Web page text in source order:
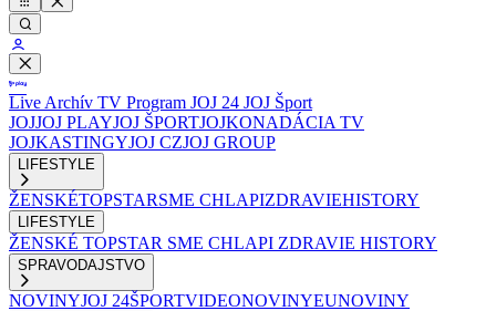
Live Archív TV Program JOJ 24 JOJ Šport
JOJJOJ PLAYJOJ ŠPORTJOJKONADÁCIA TV
JOJKASTINGYJOJ CZJOJ GROUP
LIFESTYLE
ŽENSKÉTOPSTARSME CHLAPIZDRAVIEHISTORY
LIFESTYLE
ŽENSKÉ TOPSTAR SME CHLAPI ZDRAVIE HISTORY
SPRAVODAJSTVO
NOVINYJOJ 24ŠPORTVIDEONOVINYEUNOVINY